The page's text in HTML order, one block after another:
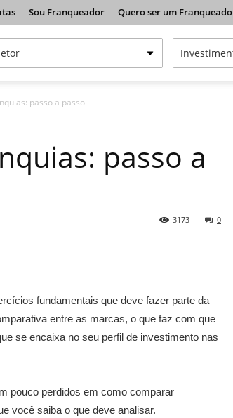
Sou Franqueador Quero ser um Franqueado
passo a passo
passo a
0
3173
fundamentais que deve fazer parte da
entre as marcas, o que faz com que
se encaixa no seu perfil de investimento nas
pouco perdidos em como comparar
você saiba o que deve analisar.